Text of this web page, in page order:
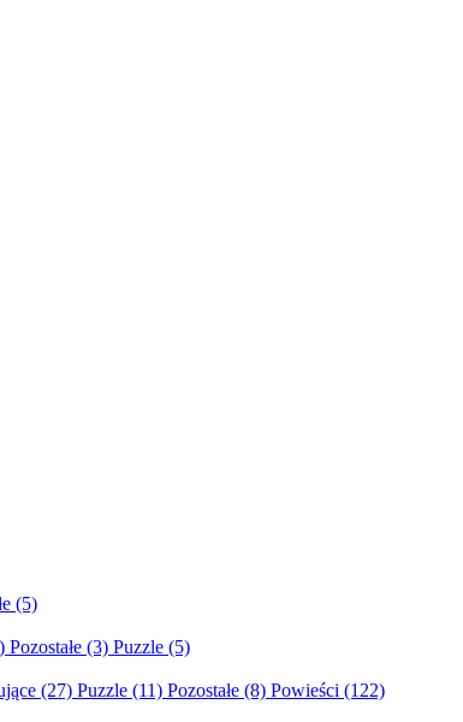
(5)
Pozostałe (3) Puzzle (5)
(27) Puzzle (11) Pozostałe (8) Powieści (122)